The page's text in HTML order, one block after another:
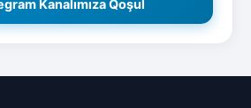
Kanalımıza Qoşul